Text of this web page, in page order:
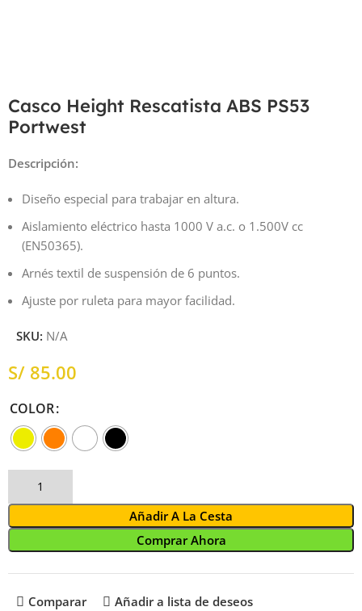
Casco Height Rescatista ABS PS53
Portwest
Descripción:
Diseño especial para trabajar en altura.
Aislamiento eléctrico hasta 1000 V a.c. o 1.500V cc
(EN50365).
Arnés textil de suspensión de 6 puntos.
Ajuste por ruleta para mayor facilidad.
SKU: N/A
S/
COLOR
Añadir A La Cesta
Comprar Ahora
Comparar Añadir a lista de deseos